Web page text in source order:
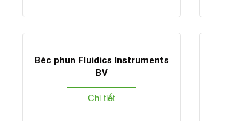
Béc phun Fluidics Instruments
BV
Chi tiết